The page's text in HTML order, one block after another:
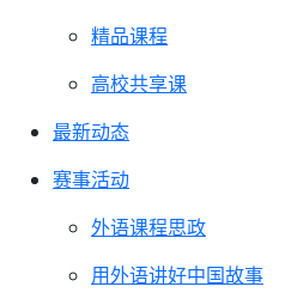
精品课程
高校共享课
最新动态
赛事活动
外语课程思政
用外语讲好中国故事